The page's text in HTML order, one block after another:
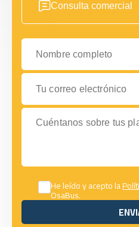
Consulta comercial
Nombre completo
Tu correo electrónico
Cuéntanos sobre tus planes
He leído y acepto la
OsaBus.